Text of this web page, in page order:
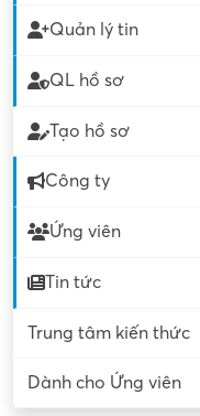
Quản lý tin
QL hồ sơ
Tạo hồ sơ
Công ty
Ứng viên
Tin tức
Trung tâm kiến thức
Dành cho Ứng viên